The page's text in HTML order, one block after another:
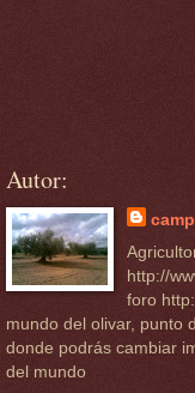
Autor:
http://
foro
mundo del olivar, punto
donde podrás cambiar
del mundo